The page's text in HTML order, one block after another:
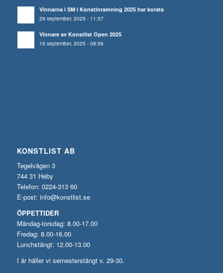
Vinnarna i SM i Konstinramning 2025 har korats
29 september, 2025 - 11:57
Vinnare av Konstlist Open 2025
15 september, 2025 - 08:56
KONSTLIST AB
Tegelvägen 3
744 31 Heby
Telefon: 0224-313 60
E-post: info@konstlist.se
ÖPPETTIDER
Måndag-torsdag: 8.00-17.00
Fredag: 8.00-16.00
Lunchstängt: 12.00-13.00
I år håller vi semesterstängt v. 29-30.